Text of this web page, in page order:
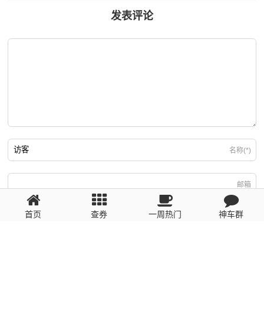
发表评论
名称(*)
邮箱
回复需填写必要信息
首页 查券 一周热门 神车群